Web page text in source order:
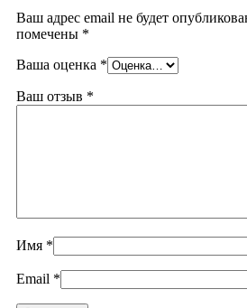
до
200
Ваш адрес email не будет
помечены *
Ваша оценка *
Ваш отзыв *
Имя *
Email *